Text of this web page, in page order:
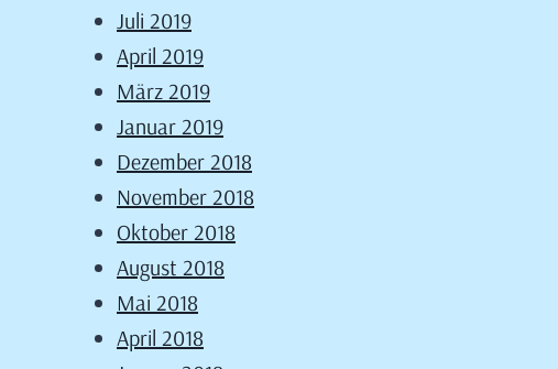
Juli 2019
April 2019
März 2019
Januar 2019
Dezember 2018
November 2018
Oktober 2018
August 2018
Mai 2018
April 2018